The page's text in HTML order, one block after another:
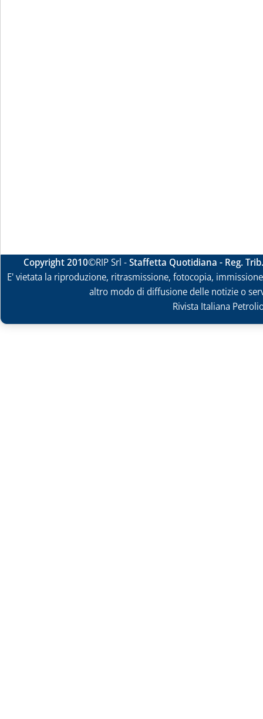
Copyright 2010©RIP Srl -Staffetta Quotidiana - Reg.
E' vietata la riproduzione, ritrasmissione, fotocopia,
altro modo di diffusione delle notizie o
Rivista Italiana